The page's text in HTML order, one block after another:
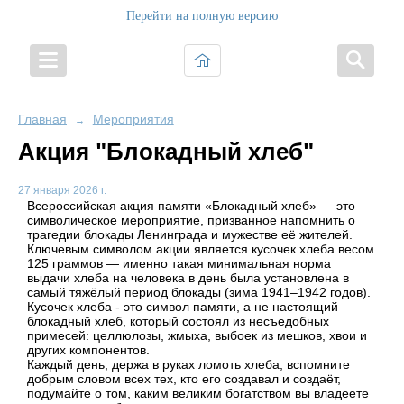
Перейти на полную версию
Главная → Мероприятия
Акция "Блокадный хлеб"
27 января 2026 г.
Всероссийская акция памяти «Блокадный хлеб» — это
символическое мероприятие, призванное напомнить о
трагедии блокады Ленинграда и мужестве её жителей.
Ключевым символом акции является кусочек хлеба весом
125 граммов — именно такая минимальная норма
выдачи хлеба на человека в день была установлена в
самый тяжёлый период блокады (зима 1941–1942 годов).
Кусочек хлеба - это символ памяти, а не настоящий
блокадный хлеб, который состоял из несъедобных
примесей: целлюлозы, жмыха, выбоек из мешков, хвои и
других компонентов.
Каждый день, держа в руках ломоть хлеба, вспомните
добрым словом всех тех, кто его создавал и создаёт,
подумайте о том, каким великим богатством вы владеете